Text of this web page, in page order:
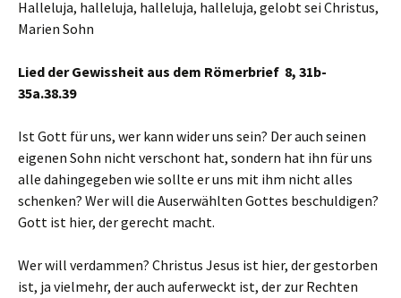
Halleluja, halleluja, halleluja, halleluja, gelobt sei Christus,
Marien Sohn
Lied der Gewissheit aus dem Römerbrief 8, 31b-
35a.38.39
Ist Gott für uns, wer kann wider uns sein? Der auch seinen
eigenen Sohn nicht verschont hat, sondern hat ihn für uns
alle dahingegeben wie sollte er uns mit ihm nicht alles
schenken? Wer will die Auserwählten Gottes beschuldigen?
Gott ist hier, der gerecht macht.
Wer will verdammen? Christus Jesus ist hier, der gestorben
ist, ja vielmehr, der auch auferweckt ist, der zur Rechten